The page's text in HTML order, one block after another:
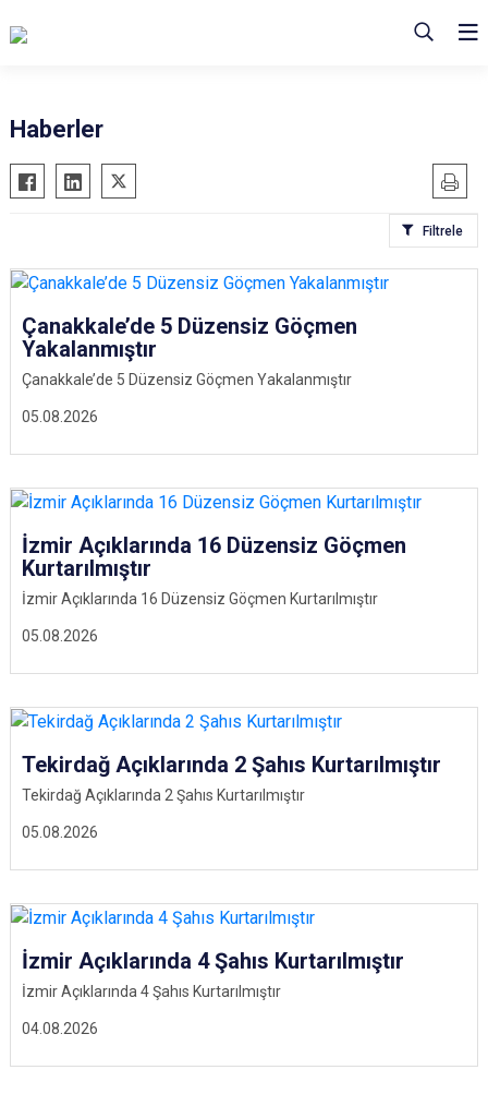
Haberler
Filtrele
05.08.2026
Çanakkale’de 5 Düzensiz Göçmen
Yakalanmıştır
Çanakkale’de 5 Düzensiz Göçmen Yakalanmıştır
05.08.2026
İzmir Açıklarında 16 Düzensiz Göçmen
Kurtarılmıştır
İzmir Açıklarında 16 Düzensiz Göçmen Kurtarılmıştır
05.08.2026
Tekirdağ Açıklarında 2 Şahıs Kurtarılmıştır
Tekirdağ Açıklarında 2 Şahıs Kurtarılmıştır
04.08.2026
İzmir Açıklarında 4 Şahıs Kurtarılmıştır
İzmir Açıklarında 4 Şahıs Kurtarılmıştır